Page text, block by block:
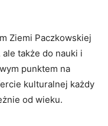
Ziemi Paczkowskiej
także do nauki⁢ i
punktem na
kulturalnej​ każdy
od ⁢wieku.